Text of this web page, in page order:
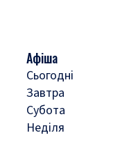
Афіша
Сьогодні
Завтра
Субота
Неділя